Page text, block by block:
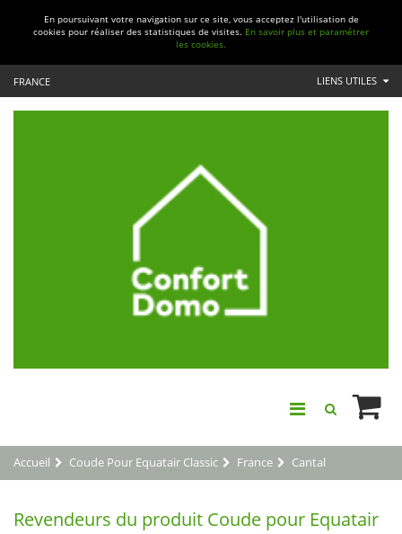
En poursuivant votre navigation sur ce site, vous acceptez l'utilisation de
cookies pour réaliser des statistiques de visites. En savoir plus et paramétrer
les cookies.
FRANCE LIENS UTILES
Accueil Coude Pour Equatair Classic France Cantal
Revendeurs du produit Coude pour Equatair